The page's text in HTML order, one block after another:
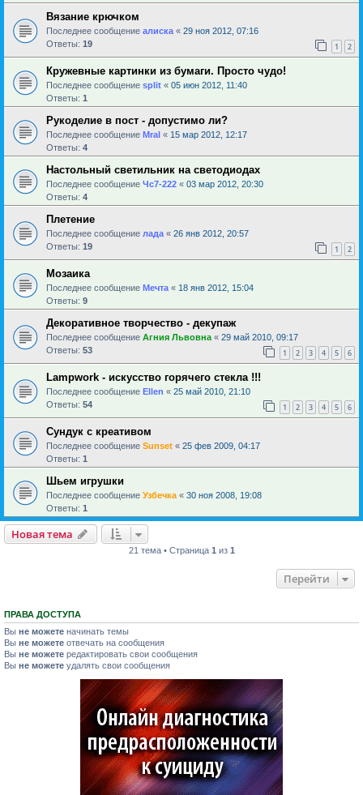
Вязание крючком
Последнее сообщение алиска « 29 ноя 2012, 07:16
Ответы: 19 1 2
Кружевные картинки из бумаги. Просто чудо!
Последнее сообщение sрlit « 05 июн 2012, 11:40
Ответы: 1
Рукоделие в пост - допустимо ли?
Последнее сообщение Mral « 15 мар 2012, 12:17
Ответы: 4
Настольный светильник на светодиодах
Последнее сообщение Чс7-222 « 03 мар 2012, 20:30
Ответы: 4
Плетение
Последнее сообщение лада « 26 янв 2012, 20:57
Ответы: 19 1 2
Мозаика
Последнее сообщение Мечта « 18 янв 2012, 15:04
Ответы: 9
Декоративное творчество - декупаж
Последнее сообщение Агния Львовна « 29 май 2010, 09:17
Ответы: 53 1 2 3 4 5 6
Lampwork - искусство горячего стекла !!!
Последнее сообщение Ellen « 25 май 2010, 21:10
Ответы: 54 1 2 3 4 5 6
Сундук с креативом
Последнее сообщение Sunset « 25 фев 2009, 04:17
Ответы: 1
Шьем игрушки
Последнее сообщение Узбечка « 30 ноя 2008, 19:08
Ответы: 1
Новая тема
21 тема • Страница 1 из 1
Перейти
ПРАВА ДОСТУПА
Вы не можете начинать темы
Вы не можете отвечать на сообщения
Вы не можете редактировать свои сообщения
Вы не можете удалять свои сообщения